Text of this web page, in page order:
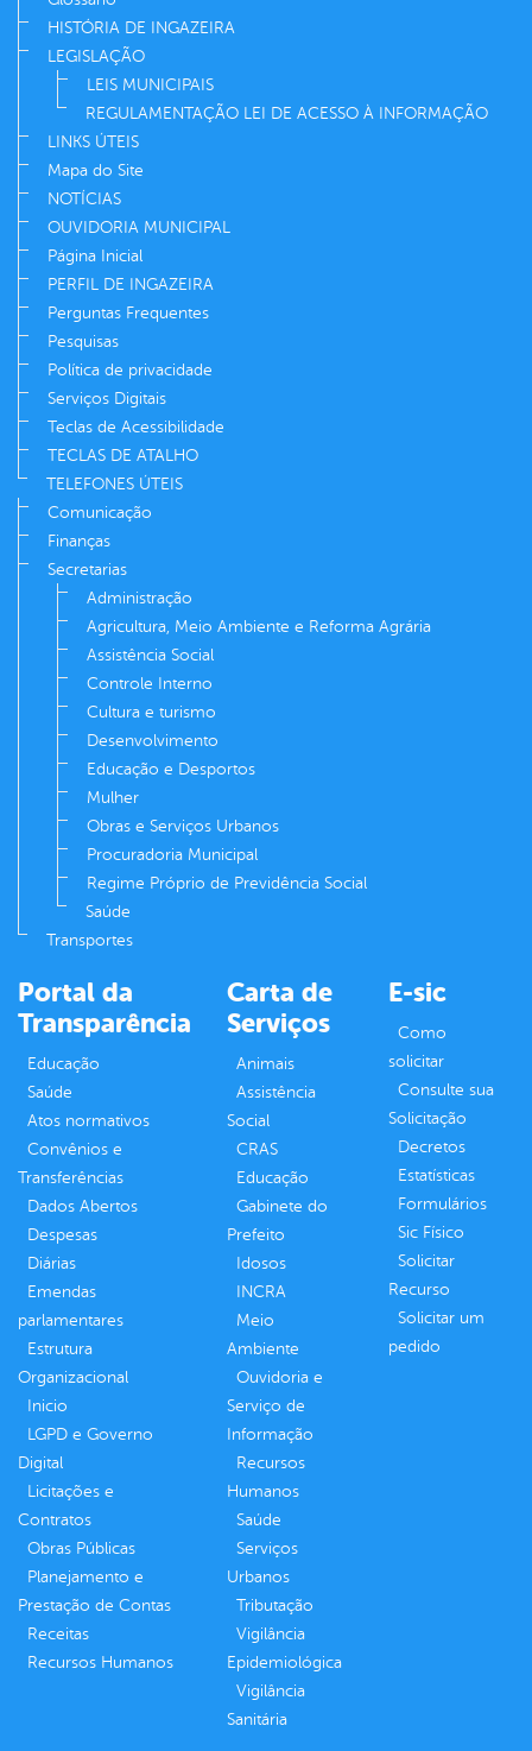
HISTÓRIA DE INGAZEIRA
LEGISLAÇÃO
LEIS MUNICIPAIS
REGULAMENTAÇÃO LEI DE ACESSO À INFORMAÇÃO
LINKS ÚTEIS
Mapa do Site
NOTÍCIAS
OUVIDORIA MUNICIPAL
Página Inicial
PERFIL DE INGAZEIRA
Perguntas Frequentes
Pesquisas
Política de privacidade
Serviços Digitais
Teclas de Acessibilidade
TECLAS DE ATALHO
TELEFONES ÚTEIS
Comunicação
Finanças
Secretarias
Administração
Agricultura, Meio Ambiente e Reforma Agrária
Assistência Social
Controle Interno
Cultura e turismo
Desenvolvimento
Educação e Desportos
Mulher
Obras e Serviços Urbanos
Procuradoria Municipal
Regime Próprio de Previdência Social
Saúde
Transportes
Portal da
Transparência
Educação
Saúde
Atos normativos
Convênios e
Transferências
Dados Abertos
Despesas
Diárias
Emendas
parlamentares
Estrutura
Organizacional
Inicio
LGPD e Governo
Digital
Licitações e
Contratos
Obras Públicas
Planejamento e
Prestação de Contas
Receitas
Recursos Humanos
Carta de
Serviços
Animais
Assistência
Social
CRAS
Educação
Gabinete do
Prefeito
Idosos
INCRA
Meio
Ambiente
Ouvidoria e
Serviço de
Informação
Recursos
Humanos
Saúde
Serviços
Urbanos
Tributação
Vigilância
Epidemiológica
Vigilância
Sanitária
E-sic
Como
solicitar
Consulte sua
Solicitação
Decretos
Estatísticas
Formulários
Sic Físico
Solicitar
Recurso
Solicitar um
pedido